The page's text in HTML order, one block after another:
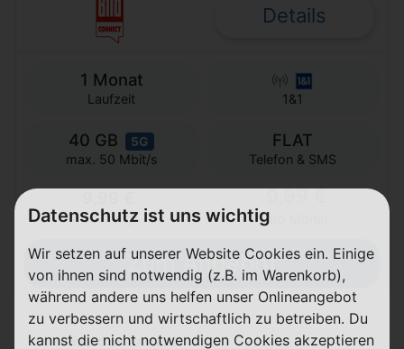
Details
1 Monat
Laufzeit 1&1
40 GB 5G
max. 50 Mbit/s
FLAT
Telefon & SMS
einmalig
9,99 €
pro Monat
Zum Angebot
Unlimited on demand
Datenschutz ist uns wichtig
Wir setzen auf unserer Website Cookies ein. Einige
von ihnen sind notwendig (z.B. im Warenkorb),
während andere uns helfen unser Onlineangebot
zu verbessern und wirtschaftlich zu betreiben. Du
kannst die nicht notwendigen Cookies akzeptieren